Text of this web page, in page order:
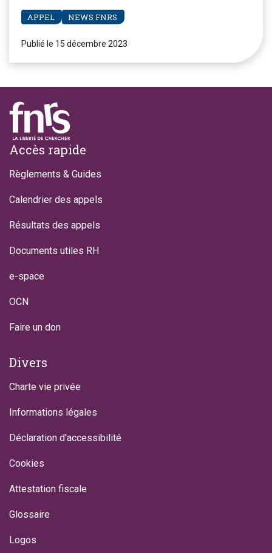
APPEL NEWS FNRS
Publié le 15 décembre 2023
Footer
Accès rapide
Règlements & Guides
Calendrier des appels
Résultats des appels
Documents utiles RH
e-space
OCN
Faire un don
Divers
Charte vie privée
Informations légales
Déclaration d'accessibilité
Cookies
Attestation fiscale
Glossaire
Logos